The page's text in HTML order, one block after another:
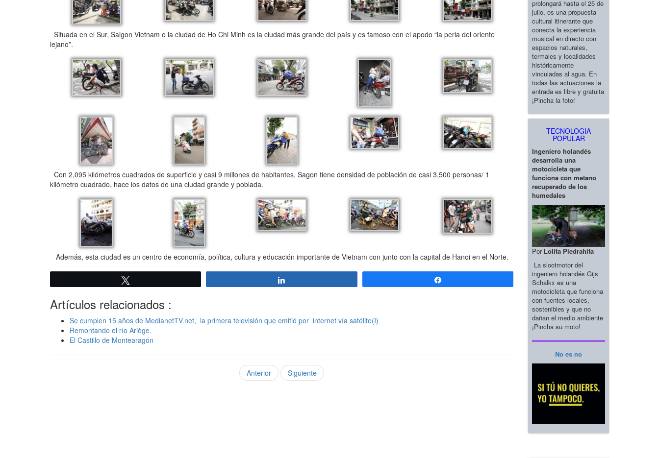
Situada en el Sur, Saigon Vietnam o la ciudad de Ho Chi Minh es la ciudad más grande del país y es famoso con el apodo “la perla del oriente
lejano”.
Con 2,095 kilómetros cuadrados de superficie y casi 9 millones de habitantes, Sagon tiene densidad de población de casi 3,500 personas/ 1
kilómetro cuadrado, hace los datos de una ciudad grande y poblada.
Además, esta ciudad es un centro de economía, política, cultura y educación importante de Vietnam con junto con la capital de Hanoi en el Norte.
Artículos relacionados :
Se cumplen 15 años de MedianetTV.net, la primera televisión que emitió por internet vía satélite(I)
Remontando el río Ariège.
El Castillo de Montearagón
Anterior Siguiente
prolongará hasta el 25 de
julio, es una propuesta
cultural itinerante que
conecta la experiencia
musical en directo con
espacios naturales,
termales y localidades
históricamente
vinculadas al agua. En
todas las actuaciones la
entrada es libre y gratuita
¡Pincha la foto!
TECNOLOGIA
POPULAR
Ingeniero holandés
desarrolla una
motocicleta que
funciona con metano
recuperado de los
humedales
Por Lolita Piedrahita
La slootmotor del
ingeniero holandés Gijs
Schalkx es una
motocicleta que funciona
con fuentes locales,
sostenibles y que no
dañan el medio ambiente
¡Pincha su moto!
No es no